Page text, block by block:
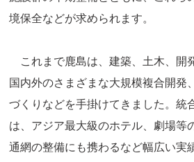
境保全などが求められます。
これまで鹿島は、建築、土木、開
国内外のさまざまな大規模複合開発
づくりなどを手掛けてきました。統
は、アジア最大級のホテル、劇場等
通網の整備にも携わるなど幅広い実